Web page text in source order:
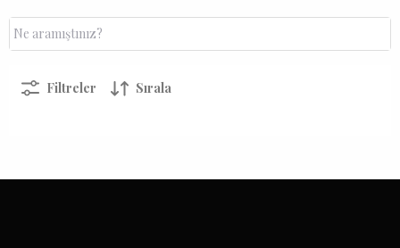
Filtreler Sırala